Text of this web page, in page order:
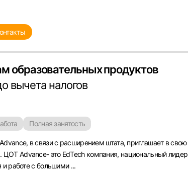
образовательных продуктов
вычета налогов
Полная занятость
в связи с расширением штата, приглашает в свою
Advance- это EdTech компания, национальный лидер
и работе с большими ...